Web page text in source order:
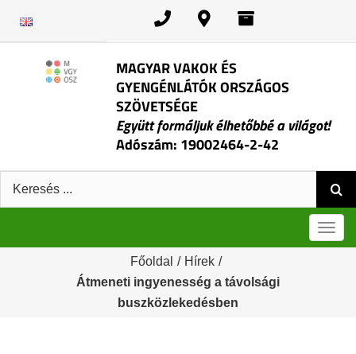
MAGYAR VAKOK ÉS
GYENGÉNLÁTÓK ORSZÁGOS
SZÖVETSÉGE
Együtt formáljuk élhetőbbé a világot!
Adószám: 19002464-2-42
Keresés:
Főoldal / Hírek /
Átmeneti ingyenesség a távolsági
buszközlekedésben